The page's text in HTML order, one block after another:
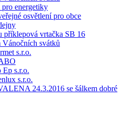
energetiky
osvětlení pro obce
vrtačka SB 16
Vánočních svátků
s.r.o.
Ep s.r.o.
s.r.o.
24.3.2016 se šálkem dobré